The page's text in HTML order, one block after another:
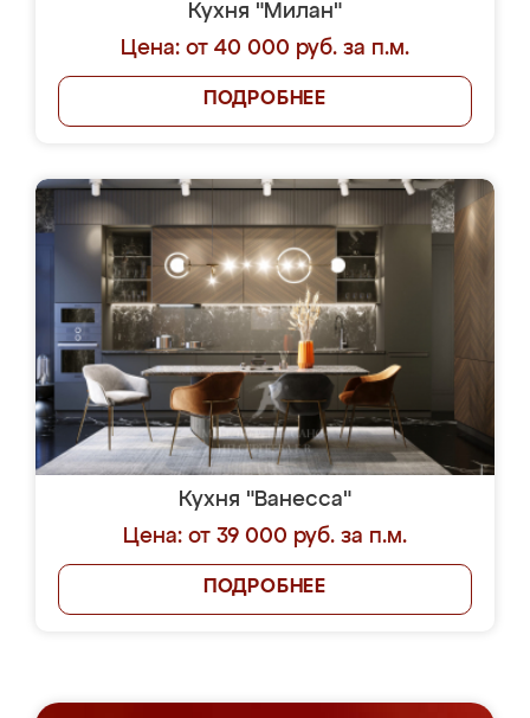
Кухня "Милан"
Цена: от 40 000 руб. за п.м.
ПОДРОБНЕЕ
Кухня "Ванесса"
Цена: от 39 000 руб. за п.м.
ПОДРОБНЕЕ